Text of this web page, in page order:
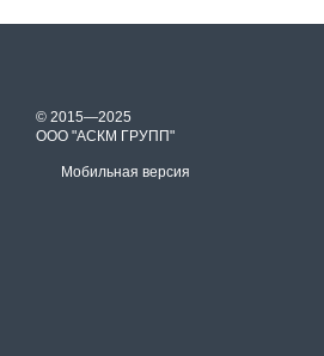
© 2015—2025
ООО "АСКМ ГРУПП"
Мобильная версия